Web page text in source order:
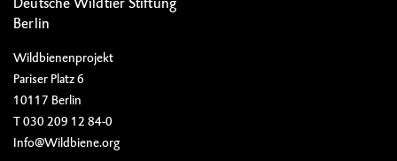
Berlin
Wildbienenprojekt
Pariser Platz 6
10117 Berlin
T 030 209 12 84-0
Info@Wildbiene.org